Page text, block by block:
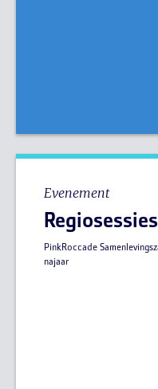
Evenement
PinkRoccade
najaar